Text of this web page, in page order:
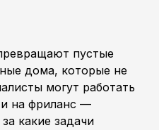
пустые
дома, которые не
могут работать
на фриланс —
какие задачи